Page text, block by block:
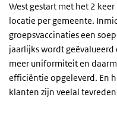
West gestart met het 2
locatie per gemeente.
groepsvaccinaties een
jaarlijks wordt
meer uniformiteit en
efficiëntie opgeleverd. En
klanten zijn veelal